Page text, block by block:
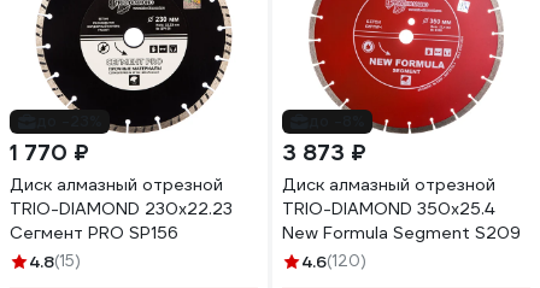
1 770 ₽
Диск алмазный отрезной
TRIO-DIAMOND 230x22.23
Сегмент PRO SP156
4.8(15)
3 873 ₽
Диск алмазный отрезной
TRIO-DIAMOND 350x25.4
New Formula Segment S209
4.6(120)